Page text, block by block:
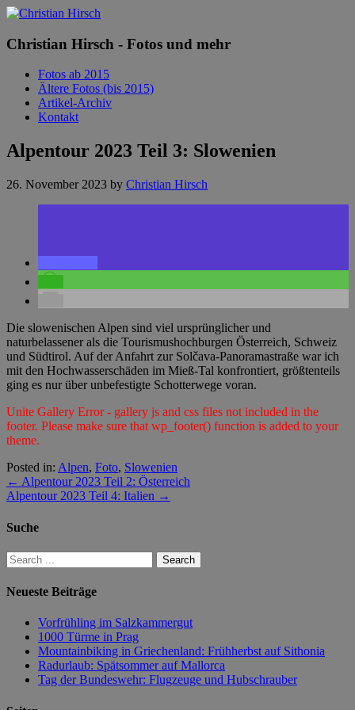
Christian Hirsch - Fotos und mehr
Fotos ab 2015
Ältere Fotos (bis 2015)
Artikel-Archiv
Kontakt
Alpentour 2023 Teil 3: Slowenien
26. November 2023 by Christian Hirsch
Die slowenischen Alpen sind viel ursprünglicher und
naturbelassener als die Tourismushochburgen Österreich, Schweiz
und Südtirol. Auf der Anfahrt zur Solčava-Panoramastraße war ich
mit den Hochwasserschäden im Mieß-Tal konfrontiert, größtenteils
ging es nur über unbefestigte Schotterwege voran.
Unite Gallery Error - gallery js and css files not included in the
footer. Please make sure that wp_footer() function is added to your
theme.
Posted in: Alpen, Foto, Slowenien
← Alpentour 2023 Teil 2: Österreich
Alpentour 2023 Teil 4: Italien →
Suche
Neueste Beiträge
Vorfrühling im Salzkammergut
1000 Türme in Prag
Mountainbiking in Griechenland: Frühherbst auf Sithonia
Radurlaub: Spätsommer auf Mallorca
Tag der Bundeswehr: Flugzeuge und Hubschrauber